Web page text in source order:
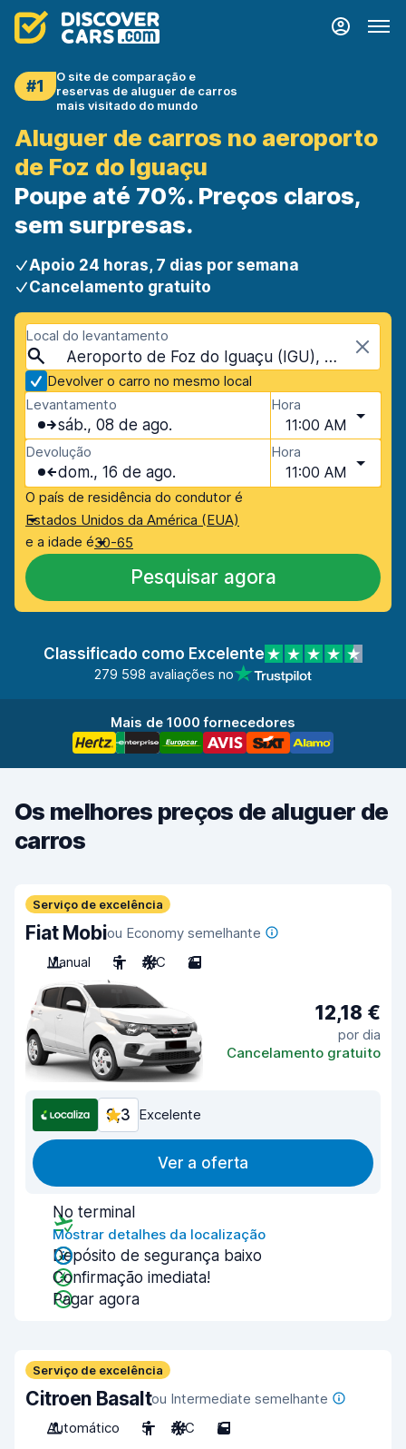
#1
O site de comparação e
reservas de aluguer de carros
mais visitado do mundo
Aluguer de carros no aeroporto
de Foz do Iguaçu
Poupe até 70%. Preços claros,
sem surpresas.
Apoio 24 horas, 7 dias por semana
Cancelamento gratuito
Local do levantamento
Aeroporto de Foz do Iguaçu (IGU), Foz do Iguaçu, Brasil
Devolver o carro no mesmo local
Levantamento
sáb., 08 de ago.
Hora
11:00 AM
Devolução
dom., 16 de ago.
Hora
11:00 AM
O país de residência do condutor é
Estados Unidos da América (EUA)
e a idade é30-65
Pesquisar agora
Classificado como Excelente
279 598 avaliações no
Mais de 1000 fornecedores
Os melhores preços de aluguer de
carros
Serviço de excelência
Fiat Mobiou Economy semelhante
Manual
5 A/C 2
12,18 €
por dia
Cancelamento gratuito
9,3 Excelente
Ver a oferta
No terminal
Mostrar detalhes da localização
Depósito de segurança baixo
Confirmação imediata!
Pagar agora
Serviço de excelência
Citroen Basaltou Intermediate semelhante
Automático
5 A/C 5